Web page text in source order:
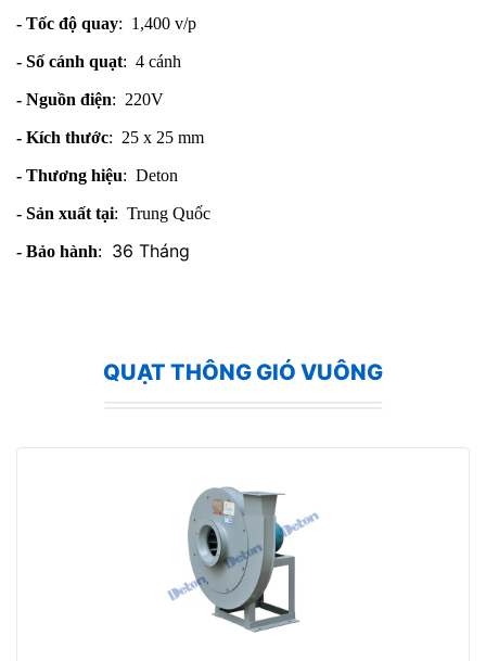
- Tốc độ quay: 1,400 v/p
- Số cánh quạt: 4 cánh
- Nguồn điện: 220V
- Kích thước: 25 x 25 mm
- Thương hiệu: Deton
- Sản xuất tại: Trung Quốc
- Bảo hành: 36 Tháng
QUẠT THÔNG GIÓ VUÔNG